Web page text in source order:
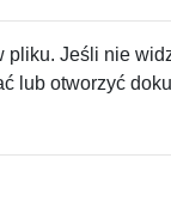
pliku. Jeśli nie
lub otworzyć